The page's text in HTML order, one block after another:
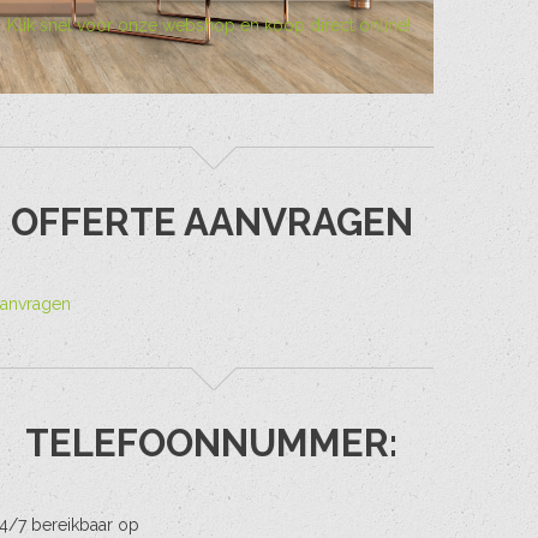
Klik snel voor onze webshop en koop direct online!
OFFERTE AANVRAGEN
TELEFOONNUMMER:
7 bereikbaar op